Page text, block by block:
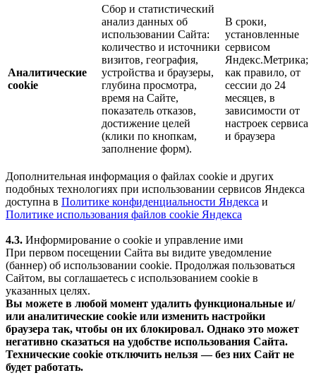
Аналитические
cookie
Сбор и статистический
анализ данных об
использовании Сайта:
количество и источники
визитов, география,
устройства и браузеры,
глубина просмотра,
время на Сайте,
показатель отказов,
достижение целей
(клики по кнопкам,
заполнение форм).
В сроки,
установленные
сервисом
Яндекс.Метрика;
как правило, от
сессии до 24
месяцев, в
зависимости от
настроек сервиса
и браузера
Дополнительная информация о файлах cookie и других
подобных технологиях при использовании сервисов Яндекса
доступна в Политике конфиденциальности Яндекса и
Политике использования файлов cookie Яндекса
4.3. Информирование о cookie и управление ими
При первом посещении Сайта вы видите уведомление
(баннер) об использовании cookie. Продолжая пользоваться
Сайтом, вы соглашаетесь с использованием cookie в
указанных целях.
Вы можете в любой момент удалить функциональные и/
или аналитические cookie или изменить настройки
браузера так, чтобы он их блокировал. Однако это может
негативно сказаться на удобстве использования Сайта.
Технические cookie отключить нельзя — без них Сайт не
будет работать.